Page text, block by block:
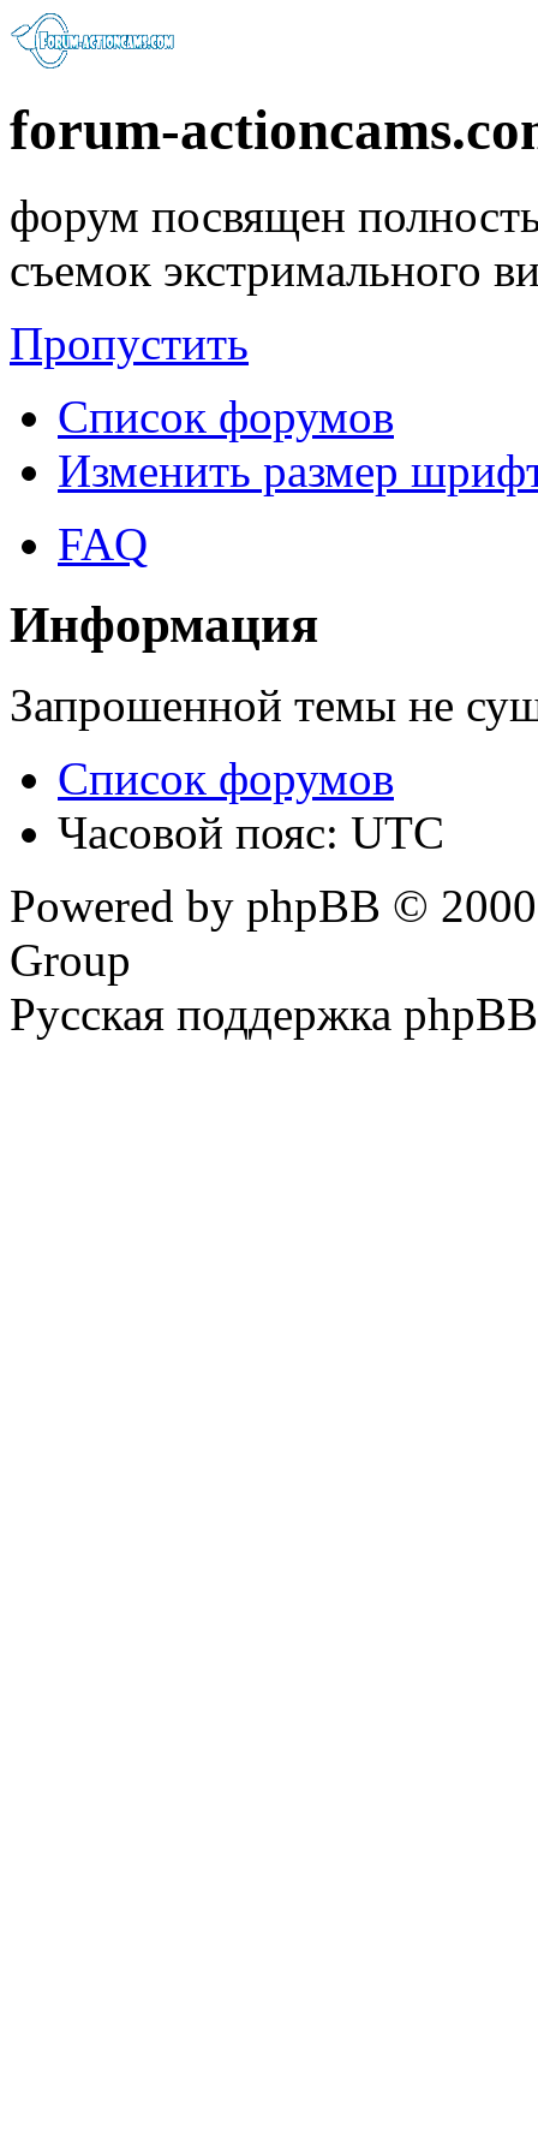
forum-
форум посвящен
съемок экстримального
Пропустить
Список форумов
Изменить размер
FAQ
Информация
Запрошенной темы не
Список форумов
Часовой пояс: UTC
Powered by phpBB ©
Group
Русская поддержка phpBB